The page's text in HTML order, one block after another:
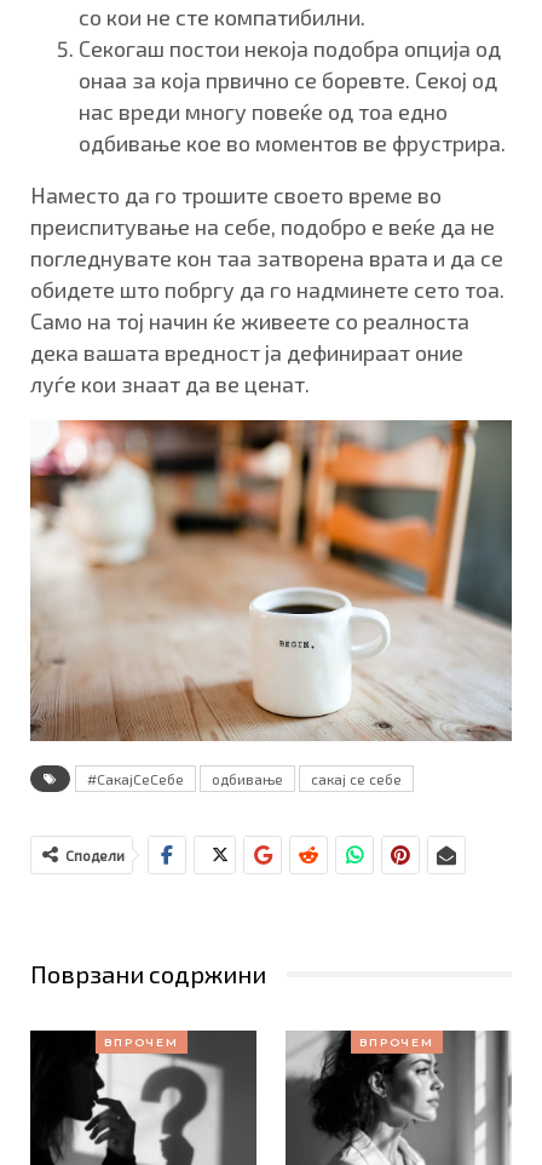
со кои не сте компатибилни.
Секогаш постои некоја подобра опција од
онаа за која првично се боревте. Секој од
нас вреди многу повеќе од тоа едно
одбивање кое во моментов ве фрустрира.
Наместо да го трошите своето време во
преиспитување на себе, подобро е веќе да не
погледнувате кон таа затворена врата и да се
обидете што побргу да го надминете сето тоа.
Само на тој начин ќе живеете со реалноста
дека вашата вредност ја дефинираат оние
луѓе кои знаат да ве ценат.
#СакајСеСебе одбивање сакај се себе
Сподели
Поврзани содржини
ВПРОЧЕМ ВПРОЧЕМ